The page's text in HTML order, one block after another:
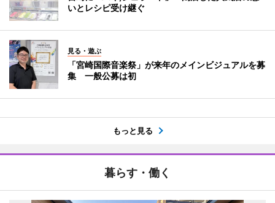
いとレシピ受け継ぐ
見る・遊ぶ
「宮崎国際音楽祭」が来年のメインビジュアルを募
集 一般公募は初
もっと見る
暮らす・働く